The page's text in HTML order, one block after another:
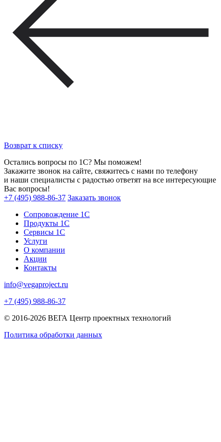
Возврат к списку
Остались вопросы по 1С? Мы поможем!
Закажите звонок на сайте, свяжитесь с нами по телефону
и наши специалисты с радостью ответят на все интересующие
Вас вопросы!
+7 (495) 988-86-37 Заказать звонок
Сопровождение 1С
Продукты 1С
Сервисы 1С
Услуги
О компании
Акции
Контакты
info@vegaproject.ru
+7 (495) 988-86-37
© 2016-2026 ВЕГА Центр проектных технологий
Политика обработки данных